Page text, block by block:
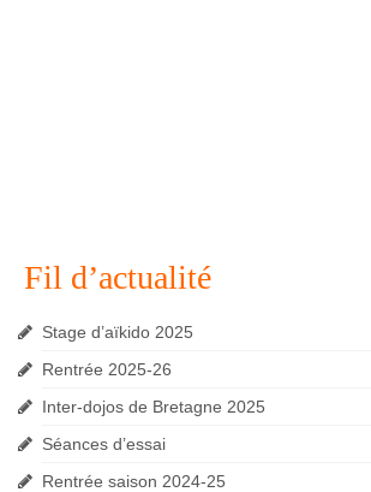
Fil d’actualité
Stage d’aïkido 2025
Rentrée 2025-26
Inter-dojos de Bretagne 2025
Séances d’essai
Rentrée saison 2024-25